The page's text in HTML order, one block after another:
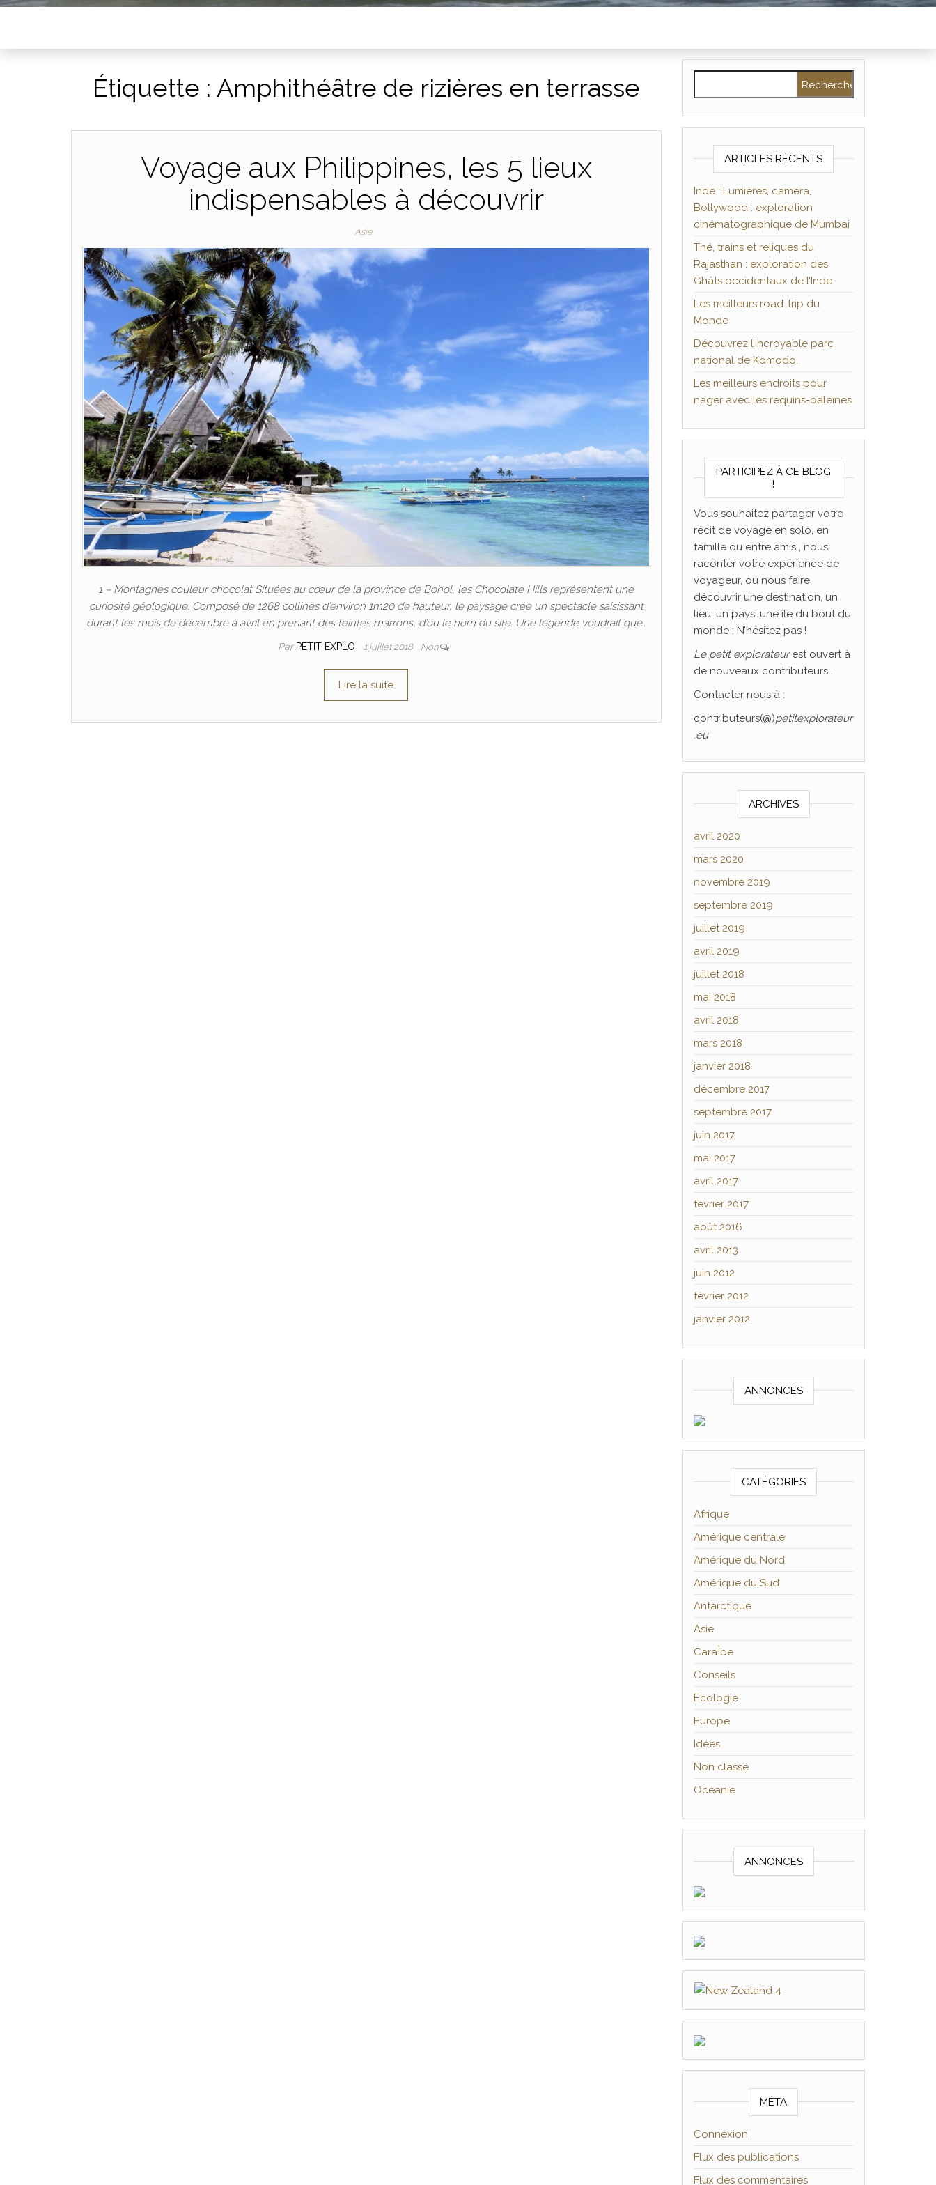
Étiquette : Amphithéâtre de rizières en terrasse
Voyage aux Philippines, les 5 lieux
indispensables à découvrir
Asie
1 – Montagnes couleur chocolat Situées au cœur de la province de Bohol, les Chocolate Hills représentent une
curiosité géologique. Composé de 1268 collines d’environ 1m20 de hauteur, le paysage crée un spectacle saisissant
durant les mois de décembre à avril en prenant des teintes marrons, d’où le nom du site. Une légende voudrait que…
Par PETIT EXPLO 1 juillet 2018 Non
Lire la suite
ARTICLES RÉCENTS
Inde : Lumières, caméra,
Bollywood : exploration
cinématographique de Mumbai
Thé, trains et reliques du
Rajasthan : exploration des
Ghâts occidentaux de l’Inde
Les meilleurs road-trip du
Monde
Découvrez l’incroyable parc
national de Komodo.
Les meilleurs endroits pour
nager avec les requins-baleines
PARTICIPEZ À CE BLOG
!
Vous souhaitez partager votre
récit de voyage en solo, en
famille ou entre amis , nous
raconter votre expérience de
voyageur, ou nous faire
découvrir une destination, un
lieu, un pays, une île du bout du
monde : N’hésitez pas !
Le petit explorateurest ouvert à
de nouveaux contributeurs .
Contacter nous à :
contributeurs(@)petitexplorateur
.eu
ARCHIVES
avril 2020
mars 2020
novembre 2019
septembre 2019
juillet 2019
avril 2019
juillet 2018
mai 2018
avril 2018
mars 2018
janvier 2018
décembre 2017
septembre 2017
juin 2017
mai 2017
avril 2017
février 2017
août 2016
avril 2013
juin 2012
février 2012
janvier 2012
ANNONCES
CATÉGORIES
Afrique
Amérique centrale
Amérique du Nord
Amérique du Sud
Antarctique
Asie
CaraÏbe
Conseils
Ecologie
Europe
Idées
Non classé
Océanie
ANNONCES
MÉTA
Connexion
Flux des publications
Flux des commentaires